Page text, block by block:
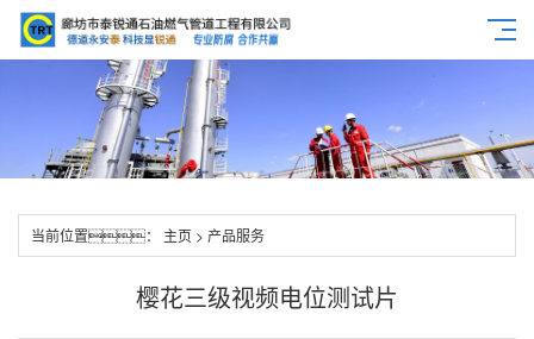
当前位置： 主页 > 产品服务
樱花三级视频电位测试片